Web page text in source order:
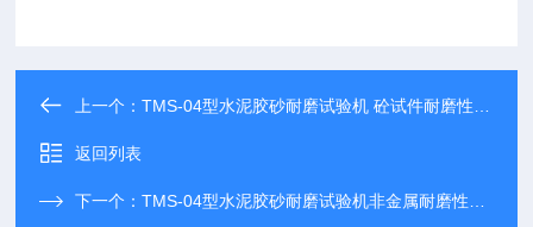
上一个：TMS-04型水泥胶砂耐磨试验机 砼试件耐磨性能试验仪
返回列表
下一个：TMS-04型水泥胶砂耐磨试验机非金属耐磨性试验仪